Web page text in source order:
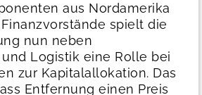
aus Nordamerika
spielt die
nun neben
Logistik eine Rolle bei
zur Kapitalallokation. Das
Entfernung einen Preis